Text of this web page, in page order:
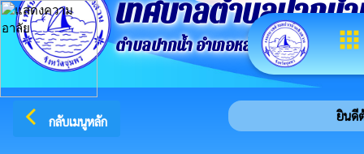
apps
เทศบาลตำบลปากน้
ตำบลปากน้ำ อำเภอหลังสวน จังหวัดชุม
arrow_back_ios กลับเมนูหลัก ยินดีต้